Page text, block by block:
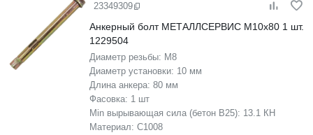
23349309
Анкерный болт МЕТАЛЛСЕРВИС М10x80 1 шт.
1229504
Диаметр резьбы: М8
Диаметр установки: 10 мм
Длина анкера: 80 мм
Фасовка: 1 шт
Min вырывающая сила (бетон B25): 13.1 КН
Материал: С1008